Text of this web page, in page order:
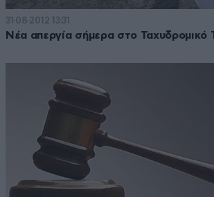
31·08·2012 13:31
Νέα απεργία σήμερα στο Ταχυδρομικό